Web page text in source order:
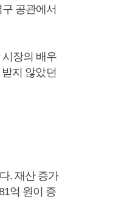
공관에서
장의 배우
지 않았던
. 재산 증가
억 원이 증